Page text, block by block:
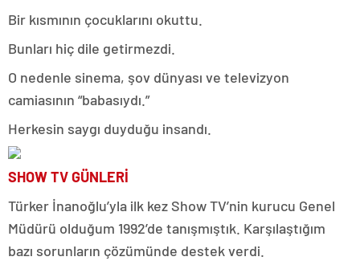
Bir kısmının çocuklarını okuttu.
Bunları hiç dile getirmezdi.
O nedenle sinema, şov dünyası ve televizyon
camiasının “babasıydı.”
Herkesin saygı duyduğu insandı.
SHOW TV GÜNLERİ
Türker İnanoğlu’yla ilk kez Show TV’nin kurucu Genel
Müdürü olduğum 1992’de tanışmıştık. Karşılaştığım
bazı sorunların çözümünde destek verdi.